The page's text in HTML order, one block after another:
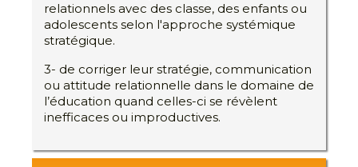
relationnels avec des classe, des enfants ou
adolescents selon l'approche systémique
stratégique.
3- de corriger leur stratégie, communication
ou attitude relationnelle dans le domaine de
l’éducation quand celles-ci se révèlent
inefficaces ou improductives.